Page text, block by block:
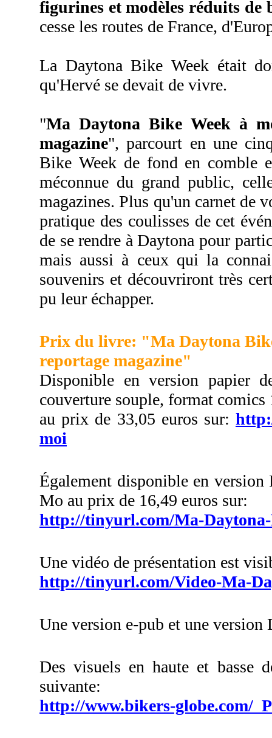
figurines et modèles réduits
cesse les routes de France,
La Daytona Bike Week était
qu'Hervé se devait de vivre.
"Ma Daytona Bike Week à
magazine", parcourt en une
Bike Week de fond en comble
méconnue du grand public,
magazines. Plus qu'un carnet de
pratique des coulisses de cet
de se rendre à Daytona pour
mais aussi à ceux qui la
souvenirs et découvriront très
pu leur échapper.
Prix du livre: "Ma Daytona
reportage magazine"
Disponible en version papier
couverture souple, format
au prix de 33,05 euros sur:
moi
Également disponible en
Mo au prix de 16,49 euros sur:
http://tinyurl.com/Ma-
Une vidéo de présentation est
http://tinyurl.com/Video-Ma-
Une version e-pub et une
Des visuels en haute et basse
suivante:
http://www.bikers-globe.com/